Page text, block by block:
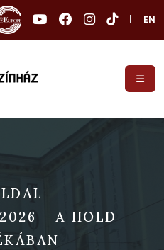
EN
- A HOLD